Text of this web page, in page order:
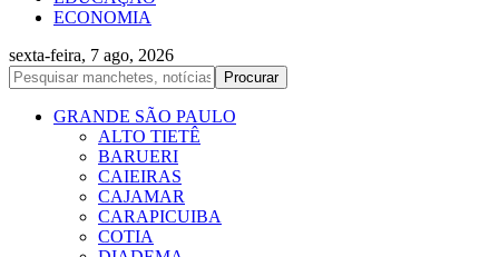
ECONOMIA
sexta-feira, 7 ago, 2026
GRANDE SÃO PAULO
ALTO TIETÊ
BARUERI
CAIEIRAS
CAJAMAR
CARAPICUIBA
COTIA